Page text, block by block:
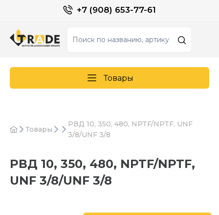
+7 (908) 653-77-61
Товары
Товары
РВД 10, 350, 480, NPTF/NPTF, UNF
3/8/UNF 3/8
РВД 10, 350, 480, NPTF/NPTF,
UNF 3/8/UNF 3/8